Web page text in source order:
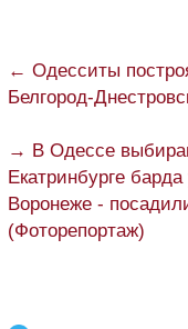
← Одесситы
Белгород-
→ В Одессе
Екатринбурге
Воронеже -
(Фоторепортаж)